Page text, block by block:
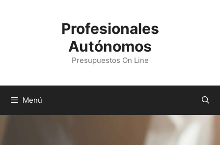
Profesionales
Autónomos
Presupuestos On Line
Menú